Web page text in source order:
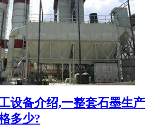
设备介绍,一整套石墨生产
多少?